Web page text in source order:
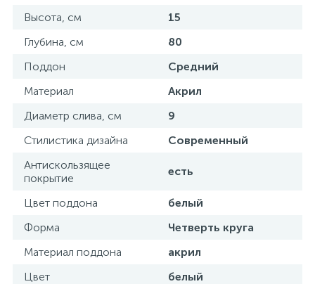
Высота, см
15
Глубина, см
80
Поддон
Средний
Материал
Акрил
Диаметр слива, см
9
Стилистика дизайна
Современный
Антискользящее
покрытие
есть
Цвет поддона
белый
Форма
Четверть круга
Материал поддона
акрил
Цвет
белый
Душевые системы
Душевые шланги
Изливы для душа